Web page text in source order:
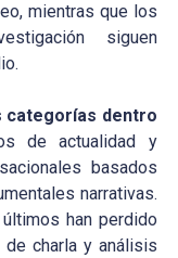
mientras que los
siguen
categorías dentro
de actualidad y
basados
narrativas.
han perdido
charla y análisis